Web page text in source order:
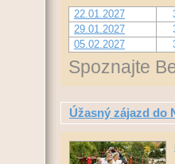
22.01.2027
29.01.2027
05.02.2027
Spoznajte
Úžasný zájazd do